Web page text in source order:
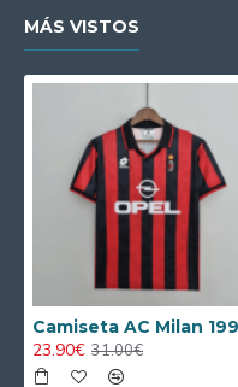
MÁS VISTOS
23.90€ 31.00€